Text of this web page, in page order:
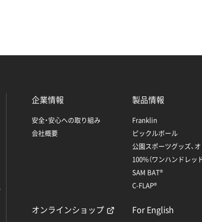
企業情報
安全・安心への取り組み
会社概要
製品情報
Franklin
ピックルボール
公園スポーツグッズ、
100%（ワンハンドレッド
SAM BAT®
C-FLAP®
オンラインショップ For English